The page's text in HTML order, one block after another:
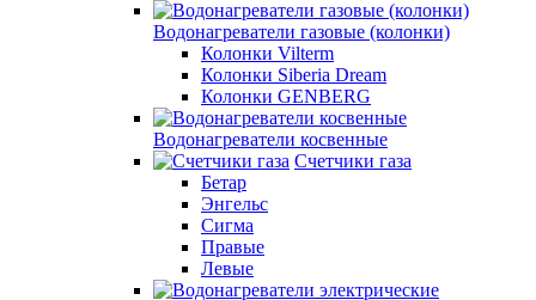
Водонагреватели газовые (колонки)
Колонки Vilterm
Колонки Siberia Dream
Колонки GENBERG
Водонагреватели косвенные
Счетчики газа
Бетар
Энгельс
Сигма
Правые
Левые